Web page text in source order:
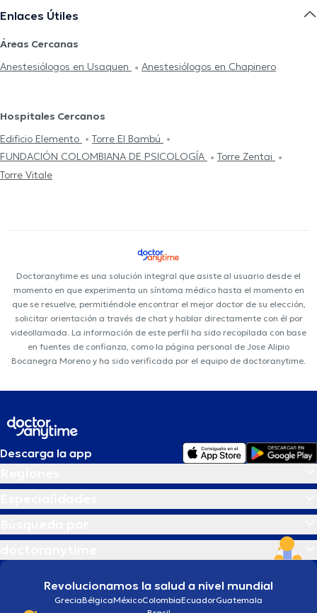
Enlaces Útiles
Áreas Cercanas
Anestesiólogos en Usaquen
Anestesiólogos en Chapinero
Hospitales Cercanos
Edificio Elemento
Torre El Bambú
FUNDACIÓN COLOMBIANA DE PSICOLOGÍA
Torre Zentai
Torre Vitale
Doctoranytime es una solución integral que asiste al usuario desde el
momento en que experimenta un síntoma médico hasta el momento en
que se resuelve, permitiéndole encontrar el mejor doctor de su elección,
solicitar orientación a través de chat y hablar directamente con él por
videollamada. La información de este perfil ha sido recopilada con base
en fuentes de confianza, como la página personal de Jose Alipio
Bocanegra Moreno y ha sido verificada por el equipo de doctoranytime.
Descarga la app
Revolucionamos la salud a nivel mundial
GreciaBélgicaMéxicoColombiaEcuadorGuatemala